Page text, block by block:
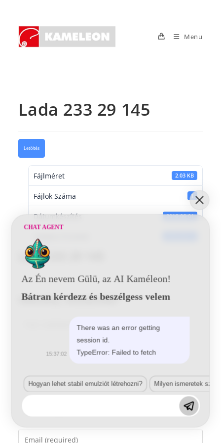
content
Menu
Lada 233 29 145
Letöltés
Fájlméret 2.03 KB
Fájlok Száma 1
Dátumkészítés 2016-06-01
Utoljára frissített
Lada 233 29 145
Vélemény, hozzászólás?
your
name
Enter
CHAT AGENT
Az Én nevem Gülü, az AI Kaméleon!
Bátran kérdezz és beszélgess velem
There was an error getting
session id.
TypeError: Failed to fetch
15:37:02
Hogyan lehet stabil emulziót létrehozni? Milyen ismeretek